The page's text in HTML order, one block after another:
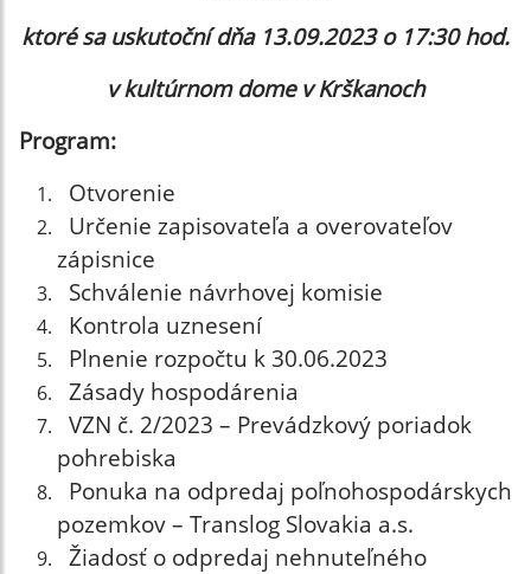
ktoré sa uskutoční dňa 13.09.2023 o 17:30 hod.
v kultúrnom dome v Krškanoch
Program:
Otvorenie
Určenie zapisovateľa a overovateľov
zápisnice
Schválenie návrhovej komisie
Kontrola uznesení
Plnenie rozpočtu k 30.06.2023
Zásady hospodárenia
VZN č. 2/2023 – Prevádzkový poriadok
pohrebiska
Ponuka na odpredaj poľnohospodárskych
pozemkov – Translog Slovakia a.s.
Žiadosť o odpredaj nehnuteľného